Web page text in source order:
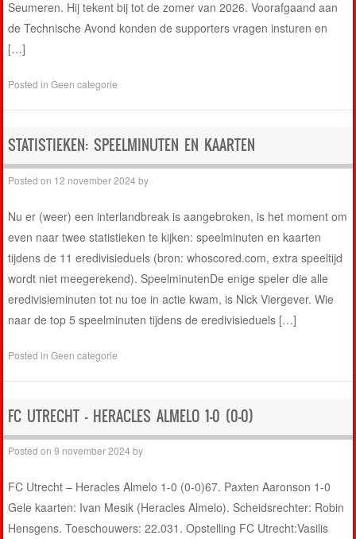
Seumeren. Hij tekent bij tot de zomer van 2026. Voorafgaand aan
de Technische Avond konden de supporters vragen insturen en
[…]
Posted inGeen categorie
STATISTIEKEN: SPEELMINUTEN EN KAARTEN
Posted on 12 november 2024 by
Nu er (weer) een interlandbreak is aangebroken, is het moment om
even naar twee statistieken te kijken: speelminuten en kaarten
tijdens de 11 eredivisieduels (bron: whoscored.com, extra speeltijd
wordt niet meegerekend). SpeelminutenDe enige speler die alle
eredivisieminuten tot nu toe in actie kwam, is Nick Viergever. Wie
naar de top 5 speelminuten tijdens de eredivisieduels […]
Posted inGeen categorie
FC UTRECHT – HERACLES ALMELO 1-0 (0-0)
Posted on9 november 2024 by
FC Utrecht – Heracles Almelo 1-0 (0-0)67. Paxten Aaronson 1-0
Gele kaarten: Ivan Mesik (Heracles Almelo). Scheidsrechter: Robin
Hensgens. Toeschouwers: 22.031. Opstelling FC Utrecht:Vasilis